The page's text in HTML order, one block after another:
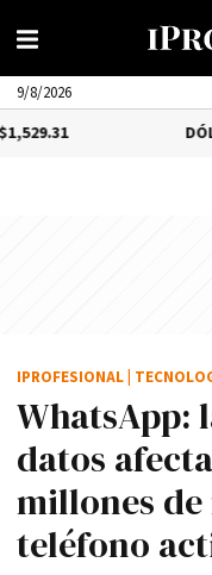
9/8/2026
-1.25%
WhatsApp:
datos
millones
teléfono
IPROFESIONAL